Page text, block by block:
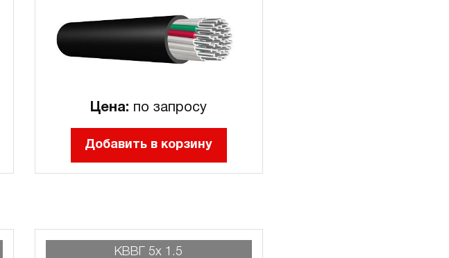
Цена: по запросу
Добавить в корзину
КВВГ 5х 1.5